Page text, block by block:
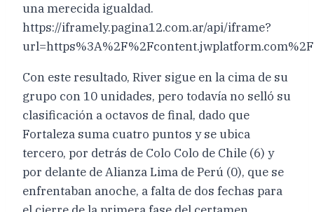
una merecida igualdad.
https://iframely.pagina12.com.ar/api/iframe?
Con este resultado, River sigue en la cima de su
grupo con 10 unidades, pero todavía no selló su
clasificación a octavos de final, dado que
Fortaleza suma cuatro puntos y se ubica
tercero, por detrás de Colo Colo de Chile (6) y
por delante de Alianza Lima de Perú (0), que se
enfrentaban anoche, a falta de dos fechas para